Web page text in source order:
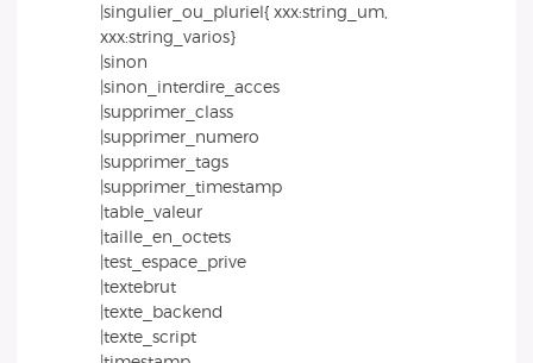
|singulier_ou_pluriel{ xxx:string_um,
xxx:string_varios}
|sinon
|sinon_interdire_acces
|supprimer_class
|supprimer_numero
|supprimer_tags
|supprimer_timestamp
|table_valeur
|taille_en_octets
|test_espace_prive
|textebrut
|texte_backend
|texte_script